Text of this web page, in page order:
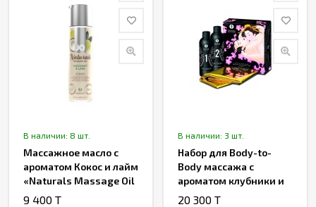
В наличии: 8 шт.
Массажное масло с
ароматом Кокос и лайм
«Naturals Massage Oil
Coconut & Lime» от «JO»
9 400 T
В наличии: 3 шт.
Набор для Body-to-
Body массажа с
ароматом клубники и
шампанского от
20 300 T